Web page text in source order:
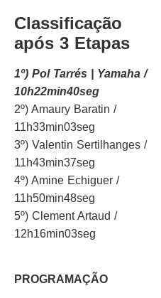
Classificação
após 3 Etapas
1º) Pol Tarrés | Yamaha /
10h22min40seg
2º) Amaury Baratin /
11h33min03seg
3º) Valentin Sertilhanges /
11h43min37seg
4º) Amine Echiguer /
11h50min48seg
5º) Clement Artaud /
12h16min03seg
PROGRAMAÇÃO